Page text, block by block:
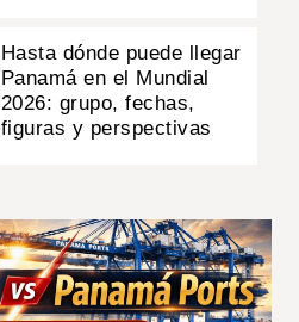
Hasta dónde puede llegar
Panamá en el Mundial
2026: grupo, fechas,
figuras y perspectivas